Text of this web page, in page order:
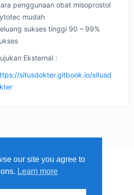
penggunaan obat misoprostol
mudah
sukses tinggi 90 – 99%
Eksternal :
situsdokter.gitbook.io/situsd
A SPRING
our site you agree to
Learn more